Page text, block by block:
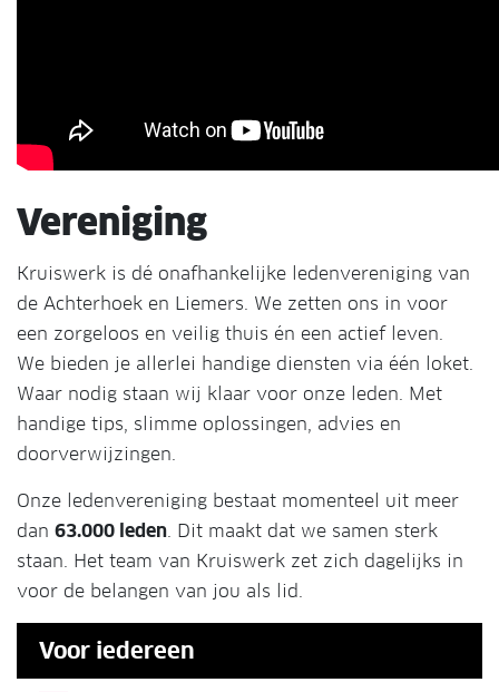
Vereniging
Kruiswerk is dé onafhankelijke ledenvereniging van
de Achterhoek en Liemers. We zetten ons in voor
een zorgeloos en veilig thuis én een actief leven.
We bieden je allerlei handige diensten via één loket.
Waar nodig staan wij klaar voor onze leden. Met
handige tips, slimme oplossingen, advies en
doorverwijzingen.
Onze ledenvereniging bestaat momenteel uit meer
dan 63.000 leden. Dit maakt dat we samen sterk
staan. Het team van Kruiswerk zet zich dagelijks in
voor de belangen van jou als lid.
Voor iedereen